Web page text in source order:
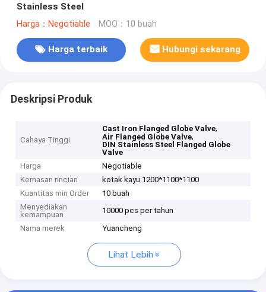
Stainless Steel
Harga：Negotiable MOQ：10 buah
Harga terbaik Hubungi sekarang
Deskripsi Produk
Cahaya Tinggi
Cast Iron Flanged Globe Valve,
Air Flanged Globe Valve,
DIN Stainless Steel Flanged Globe
Valve
Harga
Negotiable
Kemasan rincian
kotak kayu 1200*1100*1100
Kuantitas min Order
10 buah
Menyediakan
kemampuan
10000 pcs per tahun
Nama merek
Yuancheng
Lihat Lebih